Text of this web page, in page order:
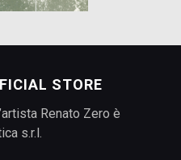
STORE
Renato Zero è
s.r.l.